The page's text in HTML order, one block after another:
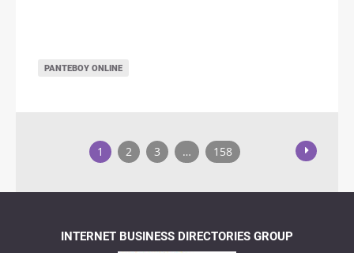
ΡΑΝΤΕΒΟΎ ONLINE
1 2 3 … 158
INTERNET BUSINESS DIRECTORIES GROUP